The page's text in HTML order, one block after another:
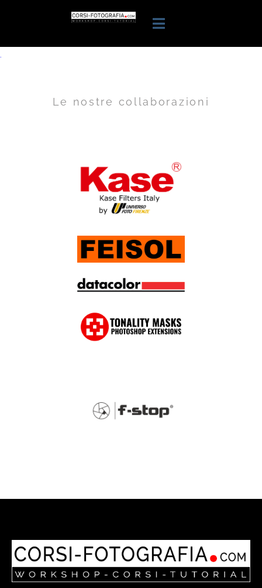
Le nostre collaborazioni